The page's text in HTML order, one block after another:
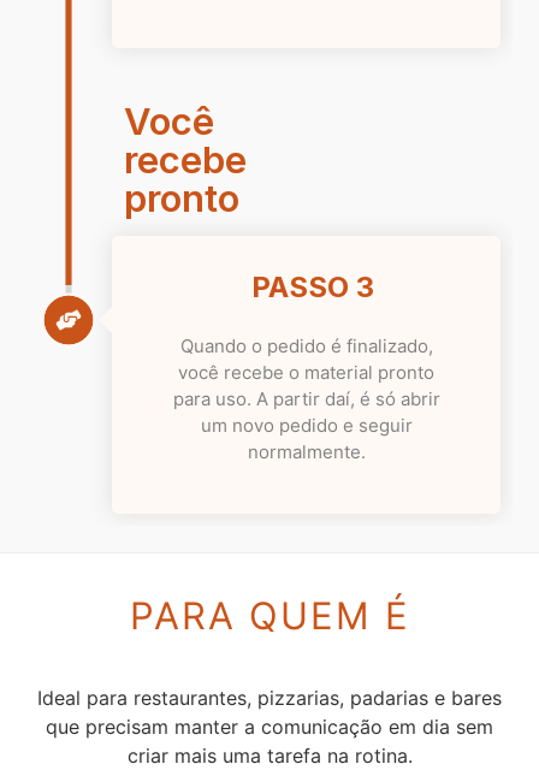
Você
recebe
pronto​
PASSO 3
Quando o pedido é finalizado,
você recebe o material pronto
para uso. A partir daí, é só abrir
um novo pedido e seguir
normalmente.
PARA QUEM É
Ideal para restaurantes, pizzarias, padarias e bares
que precisam manter a comunicação em dia sem
criar mais uma tarefa na rotina.